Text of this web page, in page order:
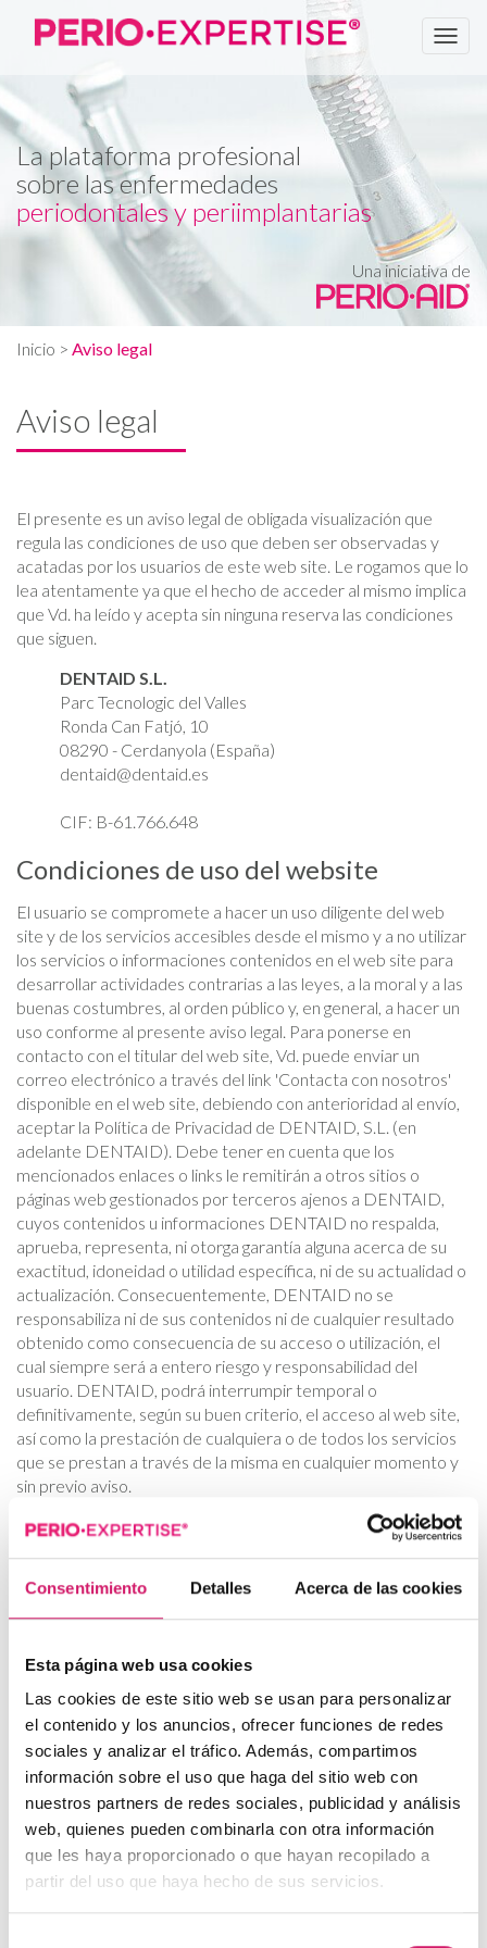
Consentimiento Detalles Acerca de las cookies
Esta página web usa cookies
Las cookies de este sitio web se usan para personalizar
el contenido y los anuncios, ofrecer funciones de redes
sociales y analizar el tráfico. Además, compartimos
información sobre el uso que haga del sitio web con
nuestros partners de redes sociales, publicidad y análisis
web, quienes pueden combinarla con otra información
que les haya proporcionado o que hayan recopilado a
partir del uso que haya hecho de sus servicios.
La plataforma profesional
sobre las enfermedades
periodontales y periimplantarias
Una iniciativa de
Inicio > Aviso legal
Aviso legal
El presente es un aviso legal de obligada visualización que
regula las condiciones de uso que deben ser observadas y
acatadas por los usuarios de este web site. Le rogamos que lo
lea atentamente ya que el hecho de acceder al mismo implica
que Vd. ha leído y acepta sin ninguna reserva las condiciones
que siguen.
DENTAID S.L.
Parc Tecnologic del Valles
Ronda Can Fatjó, 10
08290 - Cerdanyola (España)
dentaid@dentaid.es
CIF: B-61.766.648
Condiciones de uso del website
El usuario se compromete a hacer un uso diligente del web
site y de los servicios accesibles desde el mismo y a no utilizar
los servicios o informaciones contenidos en el web site para
desarrollar actividades contrarias a las leyes, a la moral y a las
buenas costumbres, al orden público y, en general, a hacer un
uso conforme al presente aviso legal. Para ponerse en
contacto con el titular del web site, Vd. puede enviar un
correo electrónico a través del link 'Contacta con nosotros'
disponible en el web site, debiendo con anterioridad al envío,
aceptar la Política de Privacidad de DENTAID, S.L. (en
adelante DENTAID). Debe tener en cuenta que los
mencionados enlaces o links le remitirán a otros sitios o
páginas web gestionados por terceros ajenos a DENTAID,
cuyos contenidos u informaciones DENTAID no respalda,
aprueba, representa, ni otorga garantía alguna acerca de su
exactitud, idoneidad o utilidad específica, ni de su actualidad o
actualización. Consecuentemente, DENTAID no se
responsabiliza ni de sus contenidos ni de cualquier resultado
obtenido como consecuencia de su acceso o utilización, el
cual siempre será a entero riesgo y responsabilidad del
usuario. DENTAID, podrá interrumpir temporal o
definitivamente, según su buen criterio, el acceso al web site,
así como la prestación de cualquiera o de todos los servicios
que se prestan a través de la misma en cualquier momento y
sin previo aviso.
Derechos de propiedad intelectual
los derechos de Propiedad Intelectual e Industrial de la
totalidad de los contenidos de este web site, incluyendo a
gráfico, las imágenes, ilustraciones, logotipos, fotografías,
sonidos, software y textos. En cualquier caso, DENTAID
dispone de la correspondiente autorización para dar el uso
que crea conveniente a sus contenidos. Queda
terminantemente prohibida la reproducción, excepto para
uso privado, la puesta a disposición del público y en general
cualquier otra forma de explotación de todo o parte de los
contenidos de este web site, así como de su diseño. Estos
actos de explotación sólo podrán ser realizados si media la
autorización expresa de DENTAID y siempre que se haga
referencia explícita a la titularidad de ésta en cuánto a los